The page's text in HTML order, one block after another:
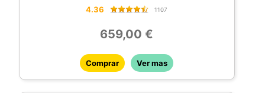
una frecuencia de 75hz, ideal tanto para
incluimos un ratón, auriculares y teclado
gaming, ideales para tener tu setup
Recibes el equipo completamente montado
4.36 1107
659,00 €
Comprar Ver mas